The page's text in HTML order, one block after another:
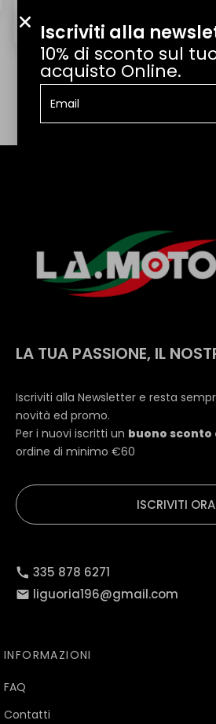
IL PRODOTTO ARRIVA GIÀ MONTATO?
POSSO EFFETTUARE UN RESO?
€ 1,00
LA TUA PASSIONE, IL
Iscriviti alla Newsletter e resta
novità ed promo.
Per i nuovi iscritti un buono sconto
ordine di minimo €60
ISCRIVITI ORA
335 878 6271
liguoria196@gmail.com
INFORMAZIONI
FAQ
Contatti
Iscriviti alla
10% di sconto sul
acquisto Online.